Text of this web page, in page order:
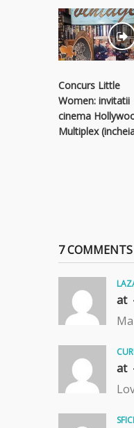
Concurs Little
Women: invitatii
cinema
Multiplex
7 COMMENTS
at
at